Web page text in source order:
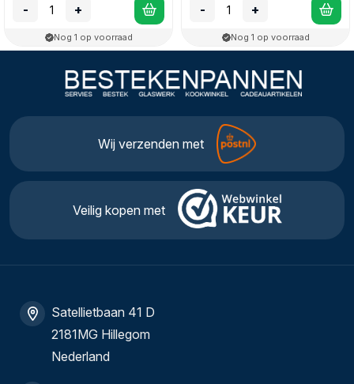
- +
Nog 1 op voorraad
- +
Nog 1 op voorraad
Wij verzenden met
Veilig kopen met
Satellietbaan 41 D
2181MG Hillegom
Nederland